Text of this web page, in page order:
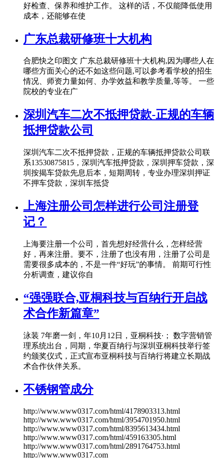
好检查、保养和维护工作。 这样的话，不仅能降低使用
成本，还能够在使
广东总裁研修班十大机构
合肥快之印图文 广东总裁研修班十大机构,因为哪些人在
哪些方面关心的还不如这些问题,可以参考看学校的招生
情况、师资力量如何、办学效益和教学质量,等等。 一些
院校的专业在广
深圳汽车二次不抵押贷款-正规的车辆
抵押贷款公司
深圳汽车二次不抵押贷款，正规的车辆抵押贷款公司联
系13530875815，深圳汽车抵押贷款，深圳押车贷款，深
圳按揭车贷款先息后本，短期周转，专业办理深圳押证
不押车贷款，深圳车抵贷
上海注册公司怎样进行公司注册登
记？
上海要注册一个公司，首先想好经营什么，怎样经营
好，再来注册。要不，注册了也没有用，注册了公司是
需要很多成本的，不是一件“好玩”的事情。 前期可行性
分析调查，建议你自
“强强联合,亚桐科技与百纳行开启战
术合作新篇章”
泳装 7年磨一剑，年10月12日，亚桐科技∙； 数字营销管
理系统出台，同期，华夏百纳行与深圳亚桐科技举行签
约颁奖仪式，正式宣布亚桐科技与百纳行将建立长期战
术合作伙伴关系。
不锈钢管成分
http://www.www0317.com/html/4178903313.html
http://www.www0317.com/html/3954701950.html
http://www.www0317.com/html/8395613434.html
http://www.www0317.com/html/459163305.html
http://www.www0317.com/html/2891764753.html
http://www.www0317.com